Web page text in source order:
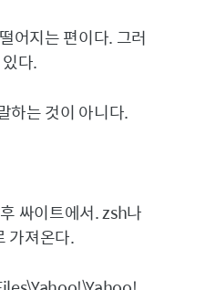
어지는 편이다. 그러
다.
하는 것이 아니다.
싸이트에서. zsh나
가져온다.